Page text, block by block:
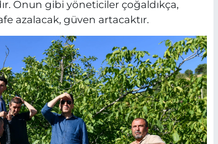
Onun gibi yöneticiler çoğaldıkça,
azalacak, güven artacaktır.